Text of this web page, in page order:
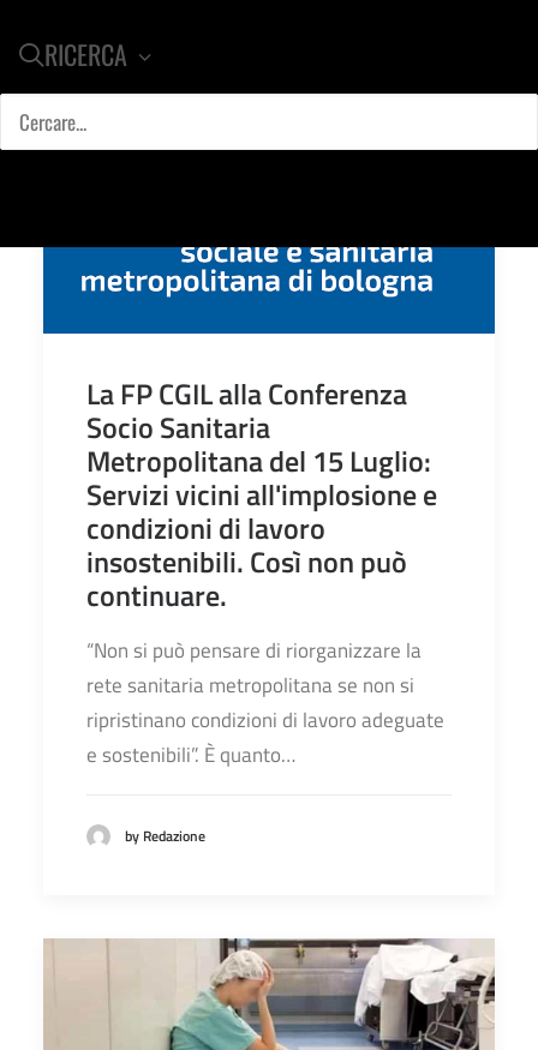
RICERCA
La FP CGIL alla Conferenza
Socio Sanitaria
Metropolitana del 15 Luglio:
Servizi vicini all'implosione e
condizioni di lavoro
insostenibili. Così non può
continuare.
“Non si può pensare di riorganizzare la
rete sanitaria metropolitana se non si
ripristinano condizioni di lavoro adeguate
e sostenibili”. È quanto…
by Redazione